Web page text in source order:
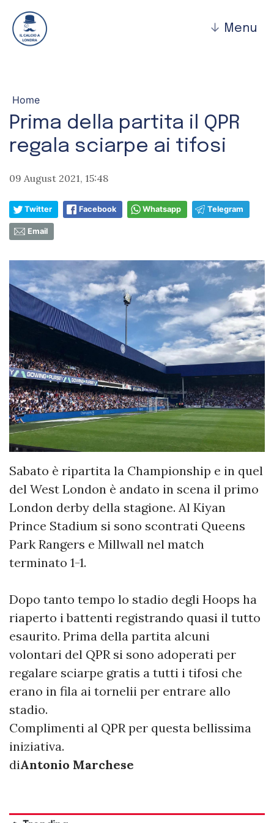
↓ Menu
Home
Prima della partita il QPR
regala sciarpe ai tifosi
09 August 2021, 15:48
Twitter Facebook Whatsapp Telegram
Email
Sabato è ripartita la Championship e in quel
del West London è andato in scena il primo
London derby della stagione. Al Kiyan
Prince Stadium si sono scontrati Queens
Park Rangers e Millwall nel match
terminato 1-1.
Dopo tanto tempo lo stadio degli Hoops ha
riaperto i battenti registrando quasi il tutto
esaurito. Prima della partita alcuni
volontari del QPR si sono adoperati per
regalare sciarpe gratis a tutti i tifosi che
erano in fila ai tornelii per entrare allo
stadio.
Complimenti al QPR per questa bellissima
iniziativa.
diAntonio Marchese